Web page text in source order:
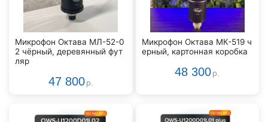
Микрофон Октава МЛ-52-0
2 чёрный, деревянный фут
ляр
47 800 р.
Микрофон Октава МК-519 ч
ерный, картонная коробка
48 300 р.